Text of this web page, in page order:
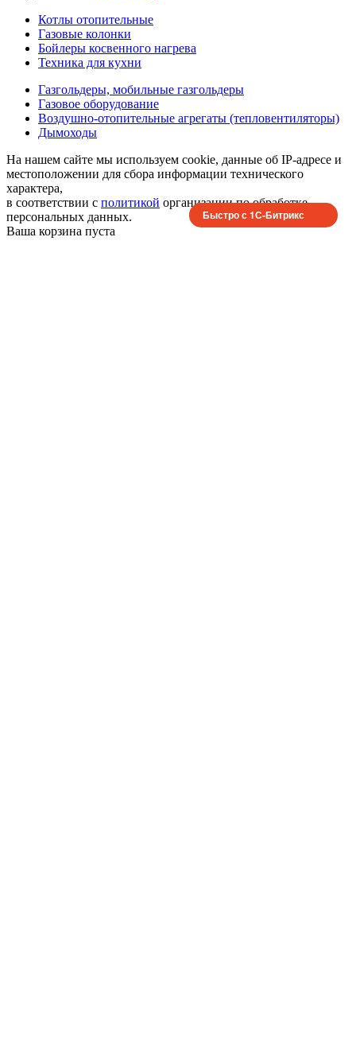
Котлы отопительные
Газовые колонки
Бойлеры косвенного нагрева
Техника для кухни
Газгольдеры, мобильные газгольдеры
Газовое оборудование
Воздушно-отопительные агрегаты (тепловентиляторы)
Дымоходы
На нашем сайте мы используем cookie, данные об IP-адресе и
местоположении для сбора информации технического
характера,
в соответствии с политикой организации по обработке
персональных данных.
Ваша корзина пуста
Быстро с 1С-Битрикс